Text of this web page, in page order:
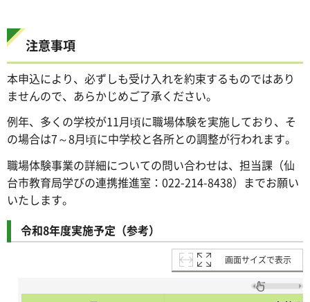
注意事項
本申込により、必ずしも受け入れを約束するものではあり
ませんので、あらかじめご了承ください。
例年、多くの学校が11月頃に職場体験を実施しており、そ
の場合は7～8月頃に中学校と各所との調整が行われます。
職場体験事業の詳細についての問い合わせは、担当課（仙
台市教育局学びの連携推進室：022-214-8438）までお願い
いたします。
令和8年度実施予定（参考）
画面サイズで表示